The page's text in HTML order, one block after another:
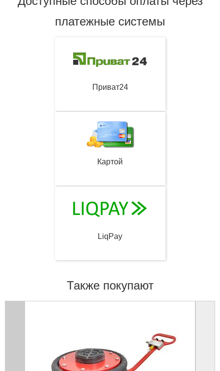
платежные системы
Приват24
Картой
LiqPay
Также покупают